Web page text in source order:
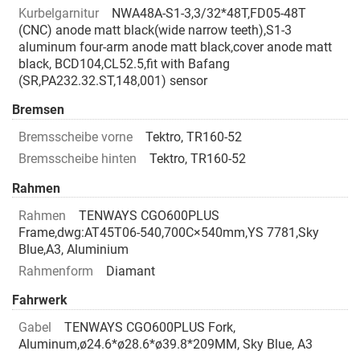
Kurbelgarnitur
NWA48A-S1-3,3/32*48T,FD05-48T
(CNC) anode matt black(wide narrow teeth),S1-3
aluminum four-arm anode matt black,cover anode matt
black, BCD104,CL52.5,fit with Bafang
(SR,PA232.32.ST,148,001) sensor
Bremsen
Bremsscheibe vorne
Tektro, TR160-52
Bremsscheibe hinten
Tektro, TR160-52
Rahmen
Rahmen
TENWAYS CGO600PLUS
Frame,dwg:AT45T06-540,700C×540mm,YS 7781,Sky
Blue,A3, Aluminium
Rahmenform
Diamant
Fahrwerk
Gabel
TENWAYS CGO600PLUS Fork,
Aluminum,ø24.6*ø28.6*ø39.8*209MM, Sky Blue, A3